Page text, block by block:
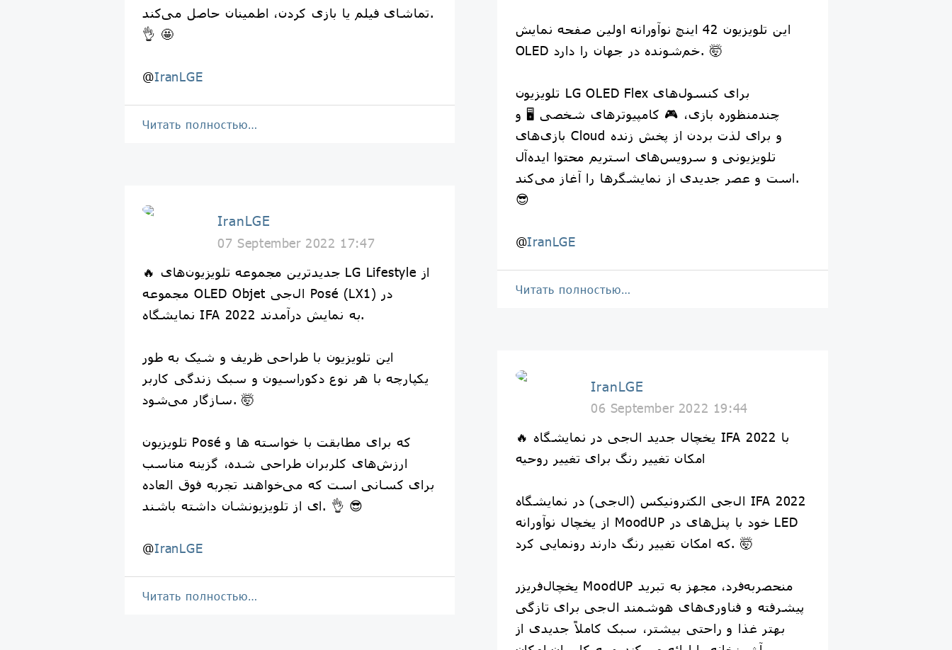
تماشای فیلم یا بازی کردن، اطمینان حاصل می‌کند.
👌 🤩
@IranLGE
Читать полностью…
IranLGE
07 September 2022 17:47
🔥 جدیدترین مجموعه تلویزیون‌های LG Lifestyle از
مجموعه OLED Objet ال‌جی Posé (LX1) در
نمایشگاه IFA 2022 به نمایش درآمدند.
این تلویزیون با طراحی ظریف و شیک به طور
یکپارچه با هر نوع دکوراسیون و سبک زندگی کاربر
سازگار می‌شود. 🤯
تلویزیون Posé که برای مطابقت با خواسته ها و
ارزش‌های کلربران طراحی شده، گزینه مناسب
برای کسانی است که می‌خواهند تجربه فوق العاده
ای از تلویزیونشان داشته باشند. 👌 😎
@IranLGE
Читать полностью…
این تلویزیون 42 اینچ نوآورانه اولین صفحه نمایش
OLED خم‌شونده در جهان را دارد. 🤯
تلویزیون LG OLED Flex برای کنسول‌های
چندمنظوره بازی، 🎮 کامپیوترهای شخصی 🖥️ و
بازی‌های Cloud و برای لذت بردن از پخش زنده
تلویزیونی و سرویس‌های استریم محتوا ایده‌آل
است و عصر جدیدی از نمایشگرها را آغاز می‌کند.
😎
@IranLGE
Читать полностью…
IranLGE
06 September 2022 19:44
🔥 یخچال جدید ال‌جی در نمایشگاه IFA 2022 با
امکان تغییر رنگ برای تغییر روحیه
ال‌جی الکترونیکس (ال‌جی) در نمایشگاه IFA 2022
از یخچال نوآورانه MoodUP خود با پنل‌های در LED
که امکان تغییر رنگ دارند رونمایی کرد. 🤯
یخچال‌فریزر MoodUP منحصربه‌فرد، مجهز به تبرید
پیشرفته و فناوری‌های هوشمند ال‌جی برای تازگی
بهتر غذا و راحتی بیشتر، سبک کاملاً جدیدی از